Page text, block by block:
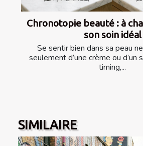
Chronotopie beauté : à
son soin idéal
Se sentir bien dans sa peau
seulement d’une crème ou d’un
timing,...
SIMILAIRE